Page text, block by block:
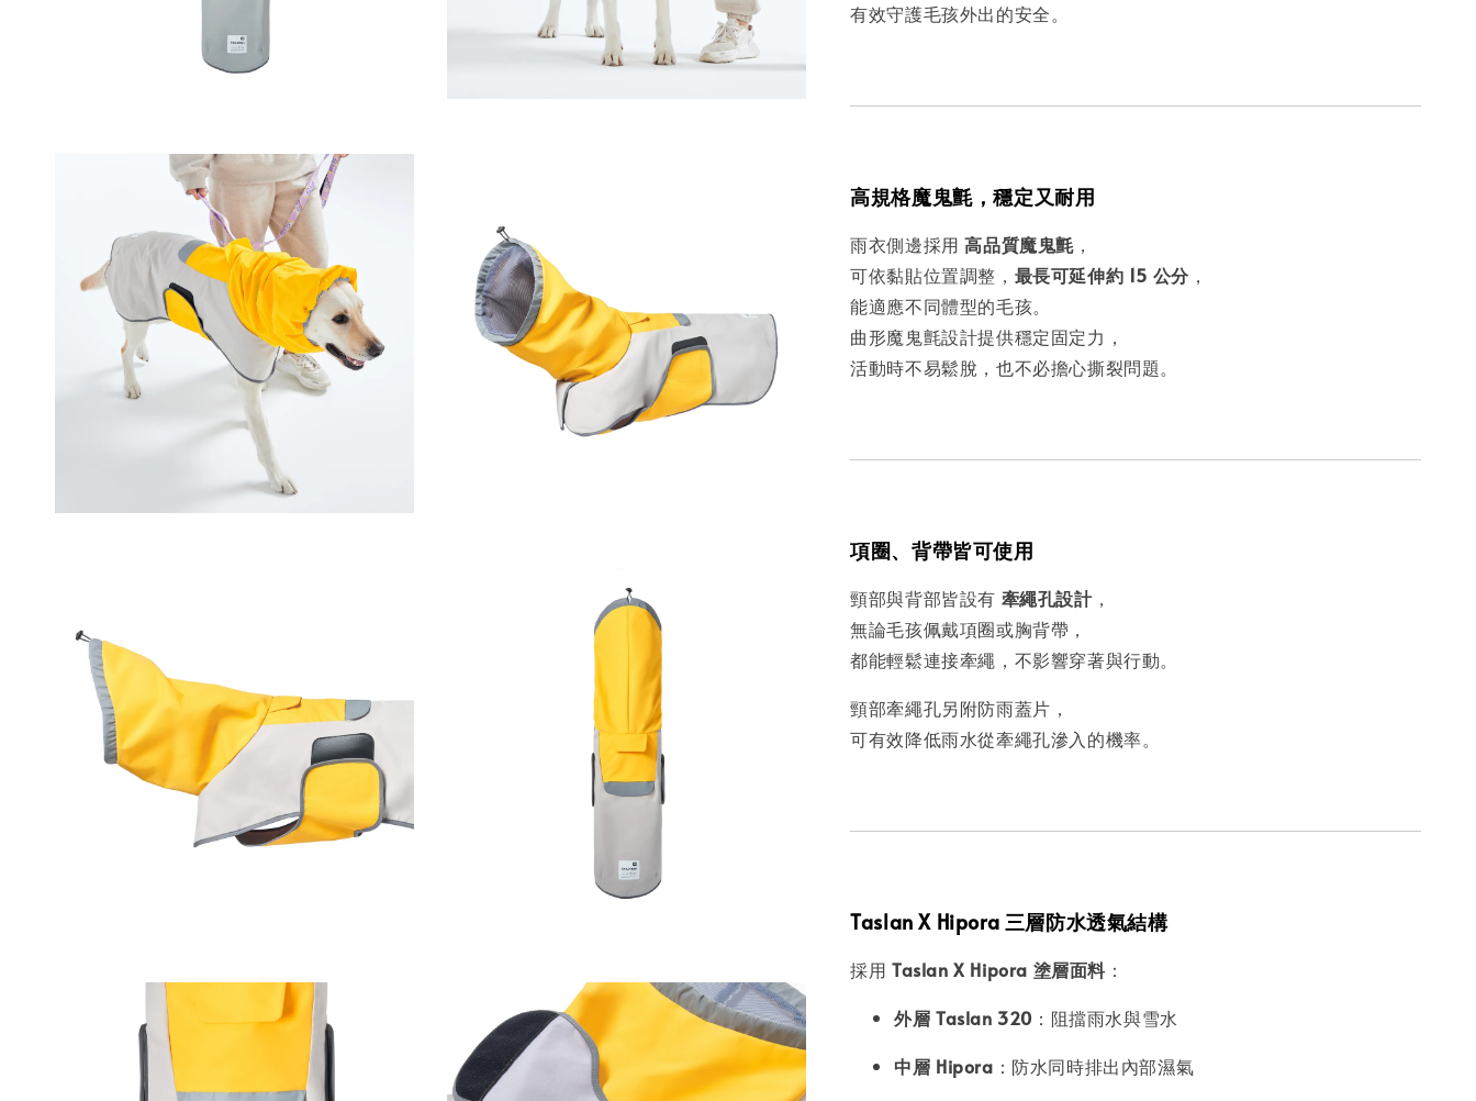
有效守護毛孩外出的安全。
高規格魔鬼氈，穩定又耐用
雨衣側邊採用高品質魔鬼氈 ，
可依黏貼位置調整， 最長可延伸約 15 公分，
能適應不同體型的毛孩。
曲形魔鬼氈設計提供穩定固定力，
活動時不易鬆脫，也不必擔心撕裂問題。
項圈、背帶皆可使用
頸部與背部皆設有 牽繩孔設計，
無論毛孩佩戴項圈或胸背帶，
都能輕鬆連接牽繩，不影響穿著與行動。
頸部牽繩孔另附防雨蓋片，
可有效降低雨水從牽繩孔滲入的機率。
Taslan X Hipora 三層防水透氣結構
採用 Taslan X Hipora 塗層面料 ：
外層 Taslan 320 ：阻擋雨水與雪水
中層 Hipora ：防水同時排出內部濕氣